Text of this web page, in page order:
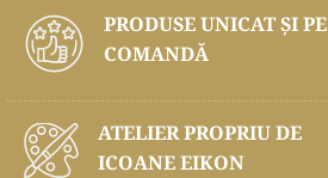
PRODUSE UNICAT ŞI PE
COMANDĂ
ATELIER PROPRIU DE
ICOANE EIKON